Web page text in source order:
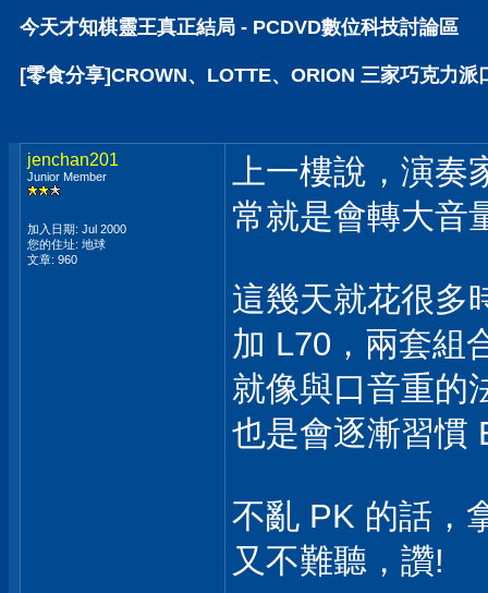
今天才知棋靈王真正結局 - PCDVD數位科技討論區
[零食分享]CROWN、LOTTE、ORION 三家巧克力
jenchan201
Junior Member
加入日期: Jul 2000
您的住址: 地球
文章: 960
上一樓說，演
常就是會轉大音
這幾天就花很多
加 L70，兩套組
就像與口音重的
也是會逐漸習慣
不亂 PK 的話，
又不難聽，讚!